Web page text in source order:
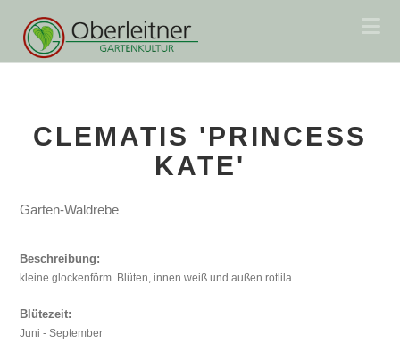
CLEMATIS 'PRINCESS
KATE'
Garten-Waldrebe
Beschreibung:
kleine glockenförm. Blüten, innen weiß und außen rotlila
Blütezeit:
Juni - September